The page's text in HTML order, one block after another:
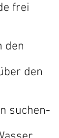
frei
den
den
suchen-